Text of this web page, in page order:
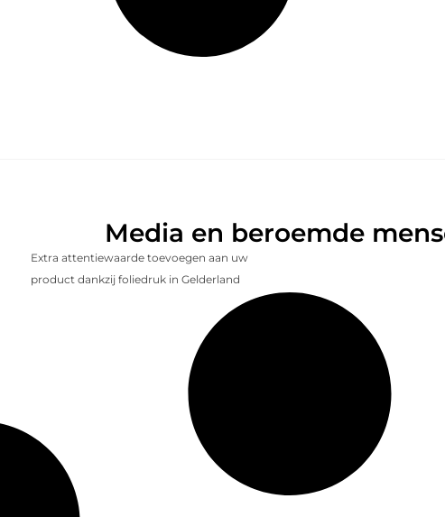
Media en beroemde
Extra attentiewaarde toevoegen aan uw
product dankzij foliedruk in Gelderland